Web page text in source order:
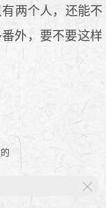
两个人，还能不
外，要不要这样